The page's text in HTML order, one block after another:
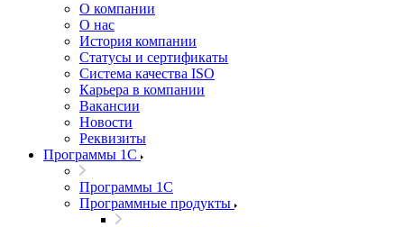
О компании
О нас
История компании
Статусы и сертификаты
Система качества ISO
Карьера в компании
Вакансии
Новости
Реквизиты
Программы 1С
Программы 1С
Программные продукты